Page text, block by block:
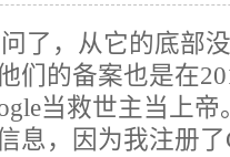
了，从它的底部
们的备案也是在
当救世主当上
息，因为我注册